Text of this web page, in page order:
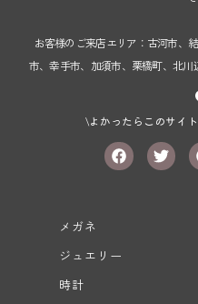
お客様のご来店エリア：古河市、
市、幸手市、加須市、栗橋町、北
\よかったらこのサイ
メガネ
ジュエリー
時計